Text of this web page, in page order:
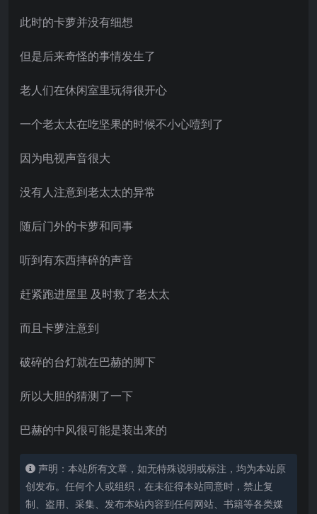
此时的卡萝并没有细想
但是后来奇怪的事情发生了
老人们在休闲室里玩得很开心
一个老太太在吃坚果的时候不小心噎到了
因为电视声音很大
没有人注意到老太太的异常
随后门外的卡萝和同事
听到有东西摔碎的声音
赶紧跑进屋里 及时救了老太太
而且卡萝注意到
破碎的台灯就在巴赫的脚下
所以大胆的猜测了一下
巴赫的中风很可能是装出来的
声明：本站所有文章，如无特殊说明或标注，均为本站原
创发布。任何个人或组织，在未征得本站同意时，禁止复
制、盗用、采集、发布本站内容到任何网站、书籍等各类媒